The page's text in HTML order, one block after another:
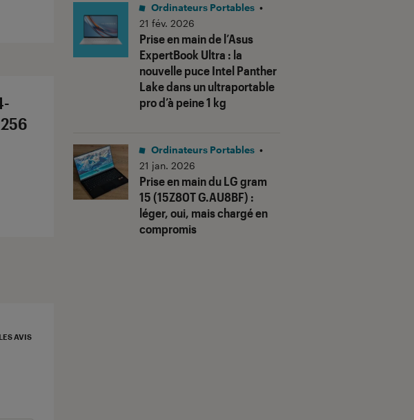
"Détail des sous notes"
AVIS
Prise en main de l’Asus
ExpertBook Ultra : la
nouvelle puce Intel Panther
Lake dans un ultraportable
pro d’à peine 1 kg
Ordinateurs Portables •
21 fév. 2026
Prise en main du LG gram
15 (15Z80T G.AU8BF) :
léger, oui, mais chargé en
compromis
Ordinateurs Portables •
21 jan. 2026